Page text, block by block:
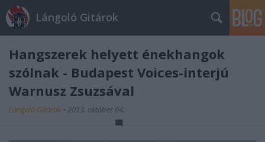
Lángoló Gitárok
Hangszerek helyett énekhangok
szólnak - Budapest Voices-interjú
Warnusz Zsuzsával
Lángoló Gitárok • 2013. október 04.